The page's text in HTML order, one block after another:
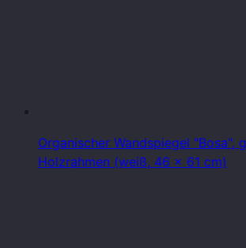
Organischer Wandspiegel "Bosa",
Holzrahmen (weiß, 46 x 61 cm)